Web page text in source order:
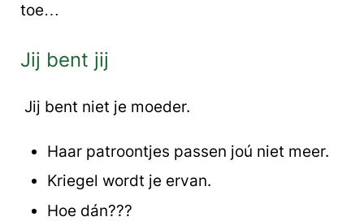
toe…
Jij bent jij
Jij bent niet je moeder.
Haar patroontjes passen joú niet meer.
Kriegel wordt je ervan.
Hoe dán???